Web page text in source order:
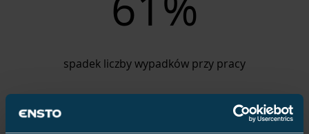
spadek liczby wypadków przy pracy